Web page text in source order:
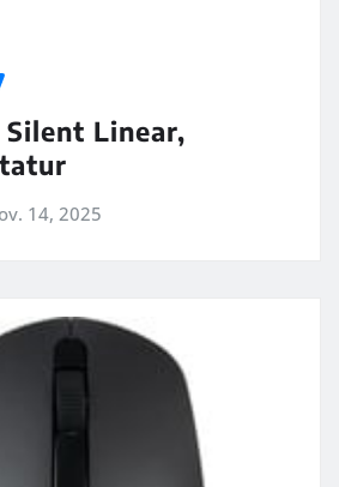
Linear,
14, 2025